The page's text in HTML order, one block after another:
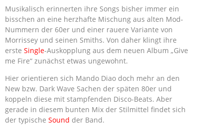
Musikalisch erinnerten ihre Songs bisher immer ein
bisschen an eine herzhafte Mischung aus alten Mod-
Nummern der 60er und einer rauere Variante von
Morrissey und seinen Smiths. Von daher klingt ihre
erste Single-Auskopplung aus dem neuen Album „Give
me Fire“ zunächst etwas ungewohnt.
Hier orientieren sich Mando Diao doch mehr an den
New bzw. Dark Wave Sachen der späten 80er und
koppeln diese mit stampfenden Disco-Beats. Aber
gerade in diesem bunten Mix der Stilmittel findet sich
der typische Sound der Band.